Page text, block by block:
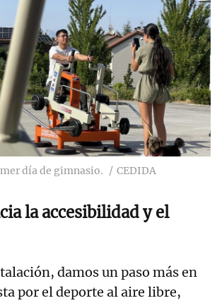
día de gimnasio. CEDIDA
la accesibilidad y el
damos un paso más en
por el deporte al aire libre,